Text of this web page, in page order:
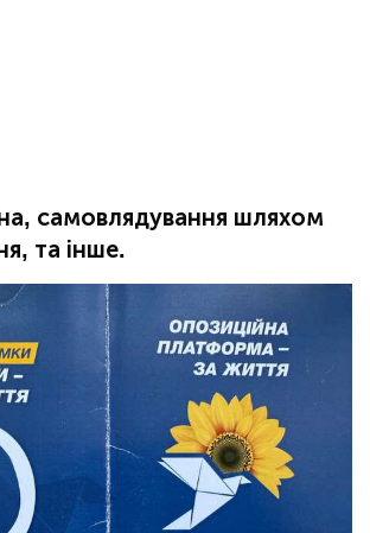
самовлядування шляхом
та інше.